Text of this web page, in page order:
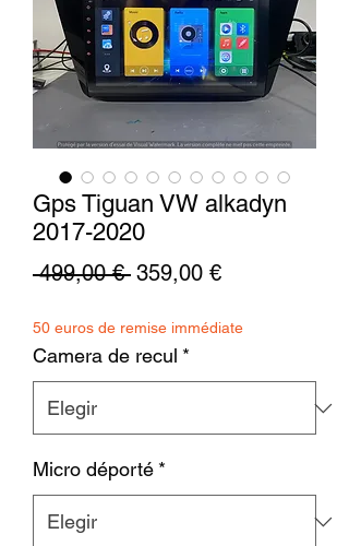
Gps Tiguan VW alkadyn
2017-2020
499,00 € Precio
359,00 €Precio
50 euros de remise immédiate
Camera de recul *
Micro déporté *